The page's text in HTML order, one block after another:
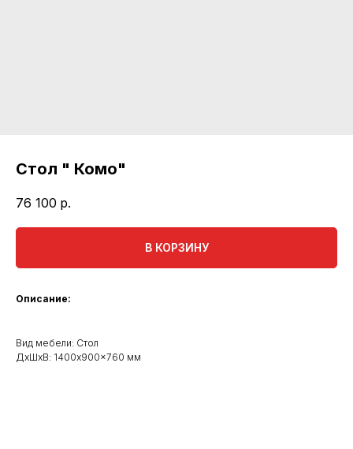
Стол " Комо"
76 100 р.
В КОРЗИНУ
Описание:
Вид мебели: Стол
ДxШxВ: 1400x900x760 мм